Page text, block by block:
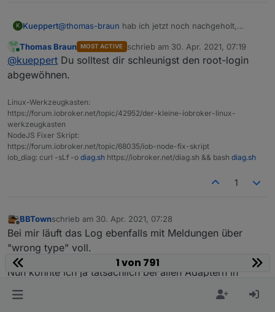
K Kueppert@thomas-braun hab ich jetzt noch nachgeholt,
Werkzeugkasten gelesen, weil ich vorher noch nen
Update von der VM gemacht hab - nur an die User
hab ich mich nicht gehalten, wie immer ^^
Online
Thomas Braun MOST ACTIVE schrieb am 30. Apr. 2021, 07:19
zuletzt editiert von
@kueppert Du solltest dir schleunigst den root-login
abgewöhnen.
Linux-Werkzeugkasten:
https://forum.iobroker.net/topic/42952/der-kleine-iobroker-linux-
werkzeugkasten
NodeJS Fixer Skript:
https://forum.iobroker.net/topic/68035/iob-node-fix-skript
iob_diag: curl -sLf -o diag.sh https://iobroker.net/diag.sh && bash diag.sh
1
Offline
BBTownschrieb am 30. Apr. 2021, 07:28
zuletzt editiert von
Bei mir läuft das Log ebenfalls mit Meldungen über
"wrong type" voll.
Nun könnte ich ja tatsächlich bei allen Adaptern in
Github ein Issue aufmachen, aber ich kann zum Teil gar
keinen Fehler feststellen.
1 von 791